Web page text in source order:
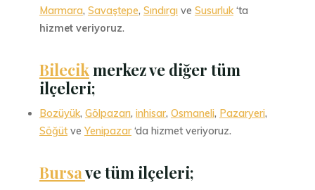
Marmara,Savaştepe,Sındırgı veSusurluk ‘ta
hizmet veriyoruz.
Bilecikmerkez ve diğer tüm
ilçeleri;
Bozüyük,Gölpazarı,inhisar,Osmaneli, Pazaryeri,
SöğütveYenipazar ‘da hizmet veriyoruz.
Bursave tüm ilçeleri;